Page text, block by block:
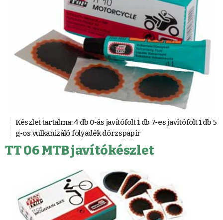
Készlet tartalma: 4 db 0-ás javítófolt 1 db 7-es javítófolt 1 db 5
g-os vulkanizáló folyadék dörzspapír
TT 06 MTB javítókészlet